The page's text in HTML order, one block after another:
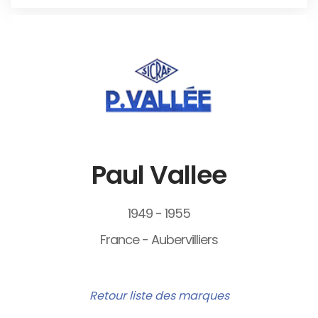
Paul Vallee
1949 - 1955
France - Aubervilliers
Retour liste des marques